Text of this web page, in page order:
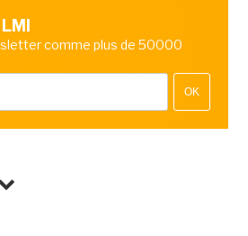
comme plus de 50000
OK